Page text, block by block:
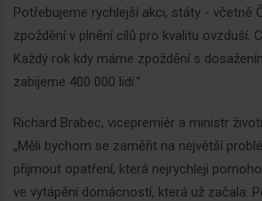
Potřebujeme rychlejší akci, státy - včetně
zpoždění v plnění cílů pro kvalitu ovzduší.
Každý rok kdy máme zpoždění s
zabijeme 400 000 lidí.“
Richard Brabec, vicepremiér a ministr
„Měli bychom se zaměřit na největší
přijmout opatření, která nejrychleji
ve vytápění domácností, která už začala.